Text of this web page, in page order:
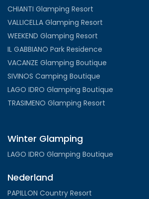
CHIANTI Glamping Resort
VALLICELLA Glamping Resort
WEEKEND Glamping Resort
IL GABBIANO Park Residence
VACANZE Glamping Boutique
SIVINOS Camping Boutique
LAGO IDRO Glamping Boutique
TRASIMENO Glamping Resort
Winter Glamping
LAGO IDRO Glamping Boutique
Nederland
PAPILLON Country Resort